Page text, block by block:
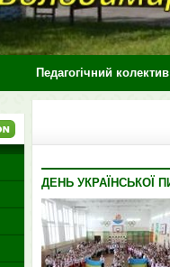
Педагогічний колектив
ДЕНЬ УКРАЇНСЬКОЇ